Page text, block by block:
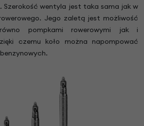
Szerokość wentyla jest taka sama jak w
Jego zaletą jest możliwość
pompkami rowerowymi jak i
czemu koło można napompować